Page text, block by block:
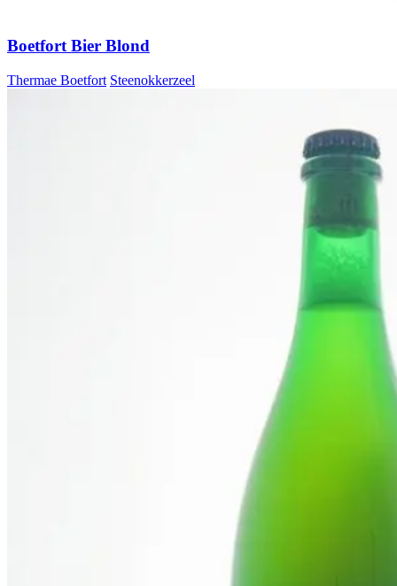
Boetfort Bier Blond
Thermae Boetfort Steenokkerzeel